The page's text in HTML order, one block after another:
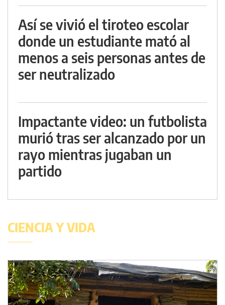
Así se vivió el tiroteo escolar
donde un estudiante mató al
menos a seis personas antes de
ser neutralizado
Impactante video: un futbolista
murió tras ser alcanzado por un
rayo mientras jugaban un
partido
CIENCIA Y VIDA